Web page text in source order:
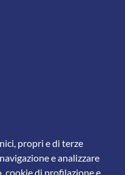
propri e di terze
e analizzare
cookie di profilazione e